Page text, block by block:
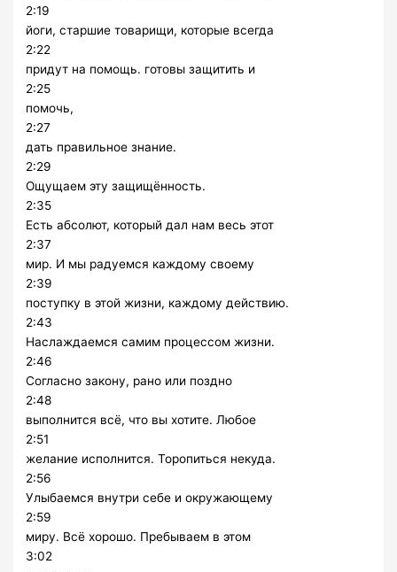
2:19
йоги, старшие товарищи, которые всегда
2:22
придут на помощь. готовы защитить и
2:25
помочь,
2:27
дать правильное знание.
2:29
Ощущаем эту защищённость.
2:35
Есть абсолют, который дал нам весь этот
2:37
мир. И мы радуемся каждому своему
2:39
поступку в этой жизни, каждому действию.
2:43
Наслаждаемся самим процессом жизни.
2:46
Согласно закону, рано или поздно
2:48
выполнится всё, что вы хотите. Любое
2:51
желание исполнится. Торопиться некуда.
2:56
Улыбаемся внутри себе и окружающему
2:59
миру. Всё хорошо. Пребываем в этом
3:02